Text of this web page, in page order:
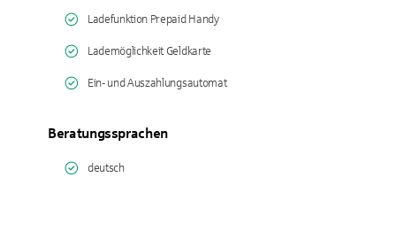
Ladefunktion Prepaid Handy
Lademöglichkeit Geldkarte
Ein- und Auszahlungsautomat
Beratungssprachen
deutsch